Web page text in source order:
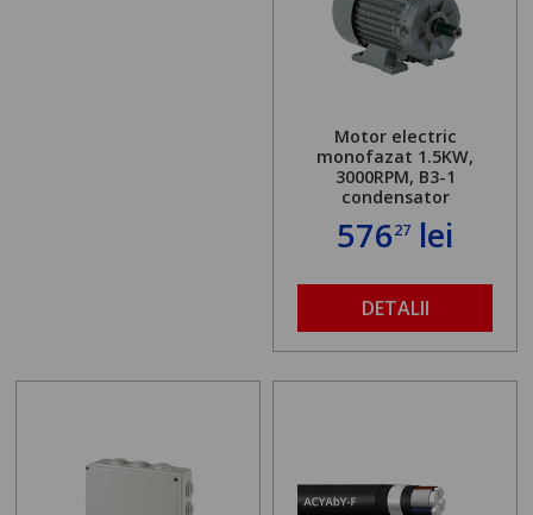
Motor electric
monofazat 1.5KW,
3000RPM, B3-1
condensator
57627 lei
DETALII